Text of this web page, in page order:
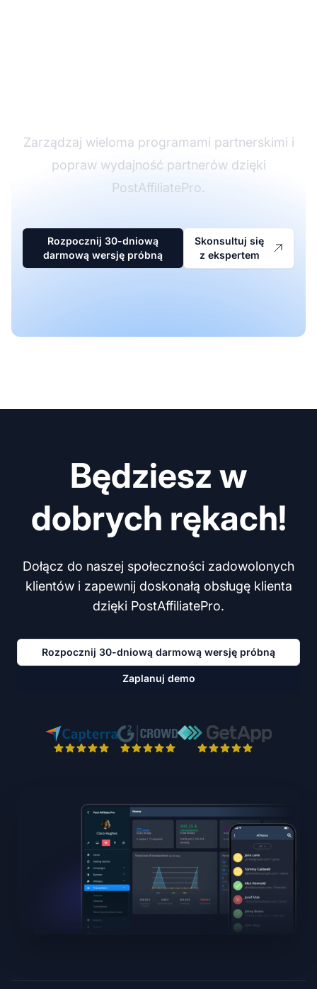
Zarządzaj wieloma programami partnerskimi i
popraw wydajność partnerów dzięki
PostAffiliatePro.
Rozpocznij 30-dniową
darmową wersję próbną
Skonsultuj się
z ekspertem
Będziesz w
dobrych rękach!
Dołącz do naszej społeczności zadowolonych
klientów i zapewnij doskonałą obsługę klienta
dzięki PostAffiliatePro.
Rozpocznij 30-dniową darmową wersję próbną
Zaplanuj demo